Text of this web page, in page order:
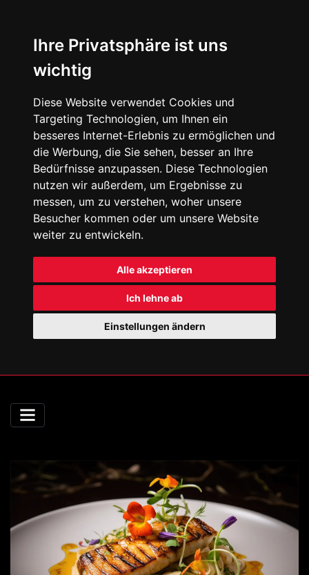
Ihre Privatsphäre ist uns
wichtig
Diese Website verwendet Cookies und
Targeting Technologien, um Ihnen ein
besseres Internet-Erlebnis zu ermöglichen und
die Werbung, die Sie sehen, besser an Ihre
Bedürfnisse anzupassen. Diese Technologien
nutzen wir außerdem, um Ergebnisse zu
messen, um zu verstehen, woher unsere
Besucher kommen oder um unsere Website
weiter zu entwickeln.
Alle akzeptieren
Ich lehne ab
Einstellungen ändern